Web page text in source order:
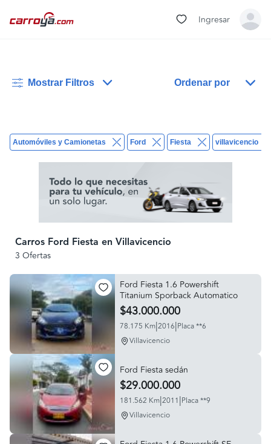
Ingresar
Mostrar Filtros Ordenar por
Automóviles y Camionetas Ford Fiesta villavicencio
Carros Ford Fiesta en Villavicencio
3 Ofertas
Ford Fiesta 1.6 Powershift
Titanium Sporback Automatico
$43.000.000
78.175 Km|2016|Placa **6
Villavicencio
Ford Fiesta sedán
$29.000.000
181.562 Km|2011|Placa **9
Villavicencio